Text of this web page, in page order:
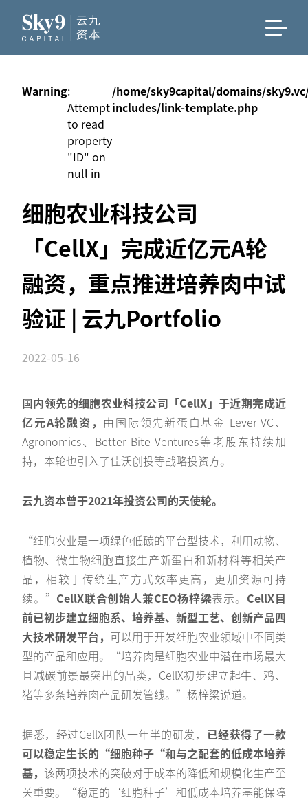
Warning:
Attempt
to read
property
"ID" on
null in
/home/sky9capital/domains/
includes/link-template.php
细胞农业科技公司
「CellX」完成近亿元A轮
融资，重点推进培养肉中试
验证 | 云九Portfolio
2022-05-16
国内领先的细胞农业科技公司「CellX」于近期完成近
亿元A轮融资， 由国际领先新蛋白基金 Lever VC、
Agronomics、Better Bite Ventures等老股东持续加
持，本轮也引入了佳沃创投等战略投资方。
云九资本曾于2021年投资公司的天使轮。
“细胞农业是一项绿色低碳的平台型技术，利用动物、
植物、微生物细胞直接生产新蛋白和新材料等相关产
品，相较于传统生产方式效率更高，更加资源可持
续。” CellX联合创始人兼CEO杨梓梁表示。 CellX目
前已初步建立细胞系、培养基、新型工艺、创新产品四
大技术研发平台， 可以用于开发细胞农业领域中不同类
型的产品和应用。“培养肉是细胞农业中潜在市场最大
且减碳前景最突出的品类，CellX初步建立起牛、鸡、
猪等多条培养肉产品研发管线。”杨梓梁说道。
据悉，经过CellX团队一年半的研发， 已经获得了一款
可以稳定生长的“细胞种子“和与之配套的低成本培养
基， 该两项技术的突破对于成本的降低和规模化生产至
关重要。“稳定的‘细胞种子’和低成本培养基能保障